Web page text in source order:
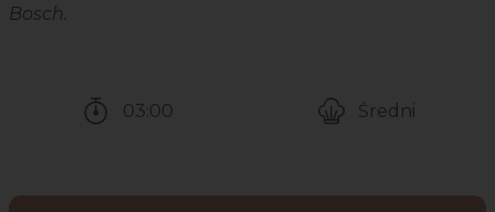
Bosch.
03:00
Średni